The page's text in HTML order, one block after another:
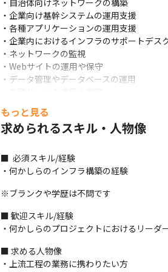
・自治体向けネットワークの構築
・企業向け基幹システムの運用支援
・各種アプリケーションの運用支援
・企業内におけるインフラのサポートデス
・ネットワークの監視
・Webサイトの運用や保守
・データ管理やデータベースの運用
＜案件について（2025年10月時点）＞
・1人で現場に参画する小規模な案件が全
・案件の割合は製造系8割、Web系2割で、
・ビッグデータ解析案件があり、AI/IoT/ク
・C#、JavaScriptを使用した家電業界向け
・その他、若手向けの運用保守案件が増え
＜開発手法＞
＜募集背景（2025年10月時点）＞
もっと見る
求められるスキル・人物像
■  必須スキル/経験
・何かしらのインフラ構築の経験
※ブランクや学歴は不問です
■ 歓迎スキル/経験
・何かしらのプロジェクトにおけるリーダ
■ 求める人物像
・上流工程の業務に携わりたい方